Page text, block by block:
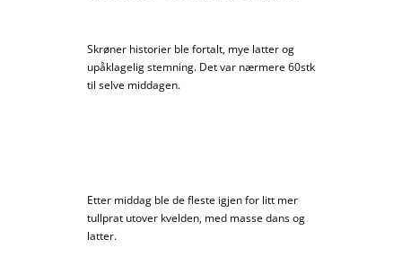
Skrøner historier ble fortalt, mye latter og
upåklagelig stemning. Det var nærmere 60stk
til selve middagen.
Etter middag ble de fleste igjen for litt mer
tullprat utover kvelden, med masse dans og
latter.